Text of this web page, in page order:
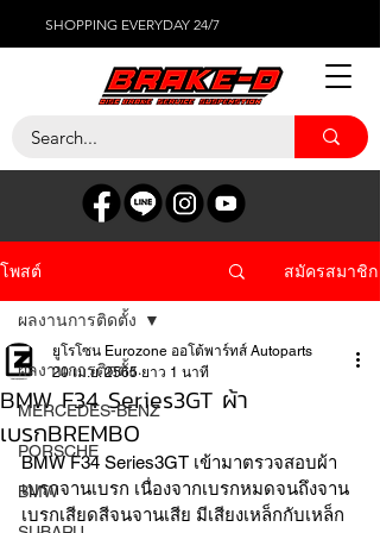
SHOPPING EVERYDAY 24/7
โพสต์ สมัครสมาชิก
ผลงานการติดตั้ง
MERCEDES-BENZ
PORSCHE
BMW
ผลงานการติดตั้ง
BMW F34 Series3GT ผ้า
เบรกBREMBO
ยูโรโซน Eurozone ออโต้พาร์ทส์ Autoparts
20 เม.ย. 2565 ยาว 1 นาที
BMW F34 Series3GT เข้ามาตรวจสอบผ้า
เบรกจานเบรก เนื่องจากเบรกหมดจนถึงจาน
เบรกเสียดสีจนจานเสีย มีเสียงเหล็กกับเหล็ก